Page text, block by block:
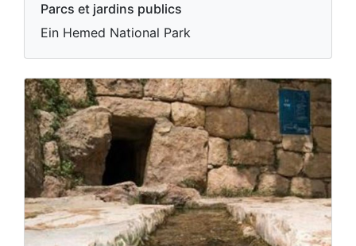
Parcs et jardins publics
Ein Hemed National Park